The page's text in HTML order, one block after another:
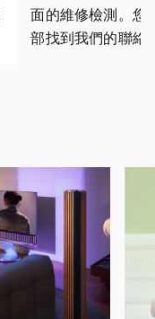
面的維修檢測。您
部找到我們的聯絡